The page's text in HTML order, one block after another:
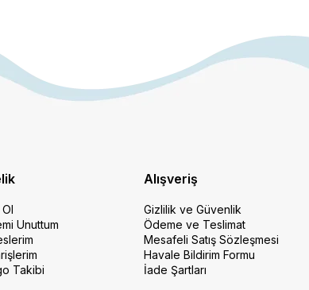
Unuttum
Takibi
Alışveriş
Gizlilik ve Güvenlik
Ödeme ve Teslimat
Mesafeli Satış Sözleşmesi
Havale Bildirim Formu
İade Şartları